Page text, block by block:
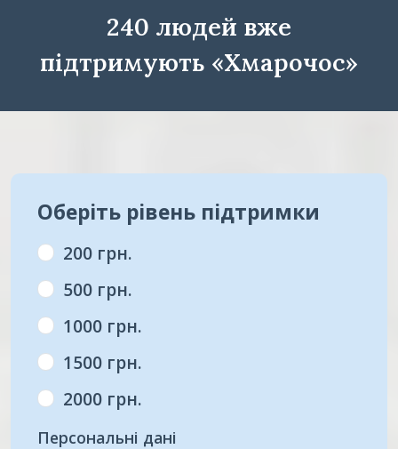
240 людей вже
підтримують «Хмарочос»
Оберіть рівень підтримки
200 грн.
500 грн.
1000 грн.
1500 грн.
2000 грн.
Персональні дані